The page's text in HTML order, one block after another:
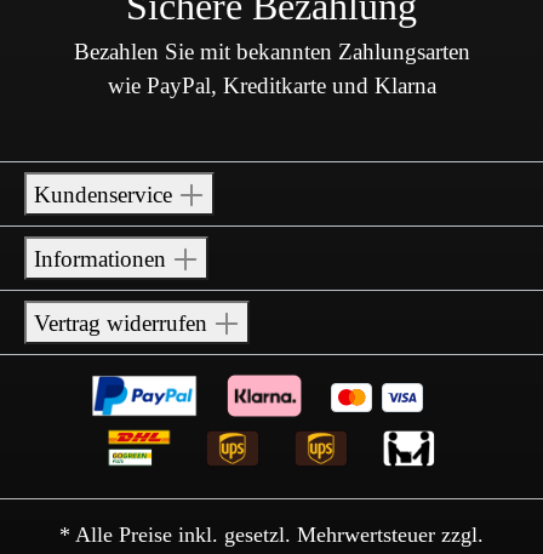
Bezahlen Sie mit bekannten Zahlungsarten
wie PayPal, Kreditkarte und Klarna
Kundenservice
Informationen
Vertrag widerrufen
* Alle Preise inkl. gesetzl. Mehrwertsteuer zzgl.